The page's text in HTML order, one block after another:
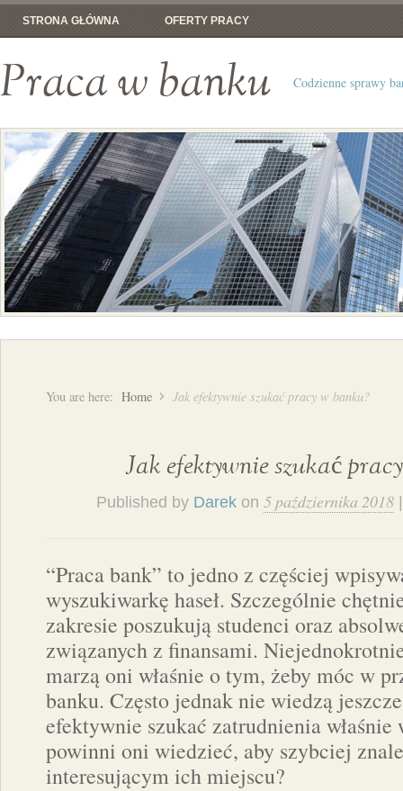
STRONA GŁÓWNA OFERTY PRACY
Praca w banku Codzienne sprawy
You are here: Home Jak efektywnie szukać pracy w banku?
Jak efektywnie szukać
Published by Darekon 5 października 2018
“Praca bank” to jedno z częściej
wyszukiwarkę haseł. Szczególnie
zakresie poszukują studenci oraz
związanych z finansami.
marzą oni właśnie o tym, żeby móc w
banku. Często jednak nie wiedzą
efektywnie szukać zatrudnienia właśnie
powinni oni wiedzieć, aby szybciej
interesującym ich miejscu?